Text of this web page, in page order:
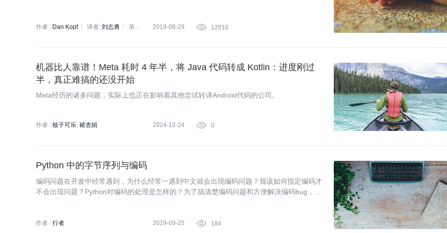
作者 : Dan Kopf 译者: 刘志勇
策
2019-08-29  12010
机器比人靠谱！Meta 耗时 4 年半，将 Java 代码转成 Kotlin：进度刚过
半，真正难搞的还没开始
Meta经历的诸多问题，实际上也正在影响着其他尝试转译Android代码的公司。
作者 : 核子可乐 褚杏娟 2024-12-24  0
Python 中的字节序列与编码
编码问题在开发中经常遇到，为什么经常一遇到中文就会出现编码问题？我该如何指定编码才
不会出现问题？Python对编码的处理是怎样的？为了搞清楚编码问题和方便解决编码bug，谨
作者 : 行者 2019-09-25  184